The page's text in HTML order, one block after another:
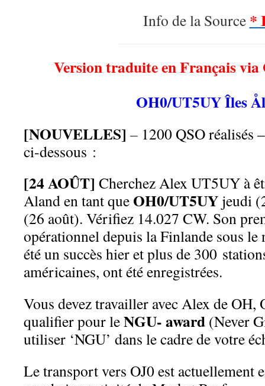
Info de la Source *
Version traduite en Français via
OH0/UT5UY Îles
[NOUVELLES] – 1200 QSO réalisés
ci-dessous :
[24 AOÛT] Cherchez Alex UT5UY à
Aland en tant que OH0/UT5UY jeudi
(26 août). Vérifiez 14.027 CW. Son
opérationnel depuis la Finlande sous
été un succès hier et plus de 300
américaines, ont été enregistrées.
Vous devez travailler avec Alex de OH,
qualifier pour leNGU- award (Never
utiliser ‘NGU’ dans le cadre de votre
Le transport vers OJ0 est actuellement